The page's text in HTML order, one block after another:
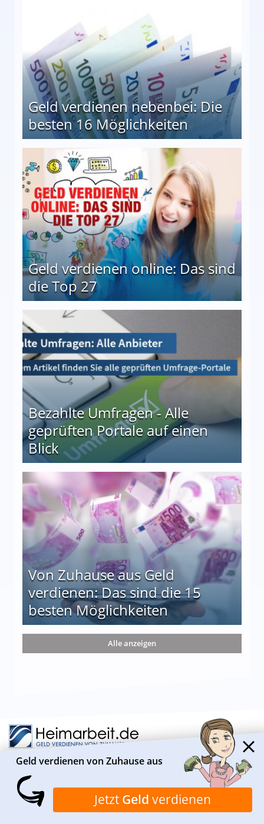
Geld verdienen nebenbei: Die
besten 16 Möglichkeiten
Geld verdienen online: Das sind
die Top 27
Bezahlte Umfragen - Alle
geprüften Portale auf einen
Blick
auf einen Blick
Von Zuhause aus Geld
verdienen: Das sind die 15
besten Möglichkeiten
die 15 besten Möglichkeiten
Alle anzeigen
ÜBER HEIMARBEIT.DE
Heimarbeit.de ist ein Informationsportal, das sich
Geld verdienen von Zuhause aus
Jetzt Geld verdienen